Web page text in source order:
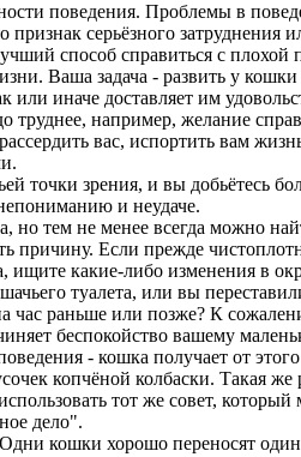
поведения. Проблемы в
серьёзного затруднения
способ справиться с
Ваша задача - развить у
иначе доставляет им
труднее, например, желание
вас, испортить вам
точки зрения, и вы добьётесь
и неудаче.
но тем не менее всегда можно
Если прежде
ищите какие-либо изменения в
туалета, или вы
час раньше или позже? К
беспокойство вашему
- кошка получает от
копчёной колбаски. Такая
тот же совет,
дело".
кошки хорошо переносят